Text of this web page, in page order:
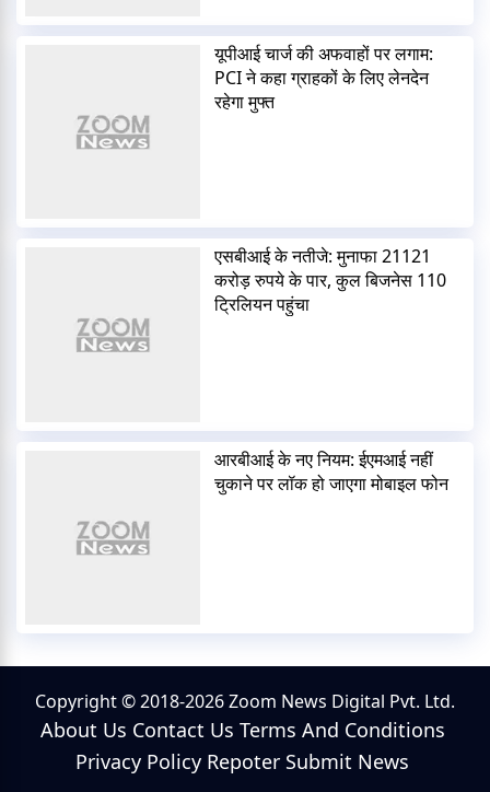
यूपीआई चार्ज की अफवाहों पर लगाम:
PCI ने कहा ग्राहकों के लिए लेनदेन
रहेगा मुफ्त
एसबीआई के नतीजे: मुनाफा 21121
करोड़ रुपये के पार, कुल बिजनेस 110
ट्रिलियन पहुंचा
आरबीआई के नए नियम: ईएमआई नहीं
चुकाने पर लॉक हो जाएगा मोबाइल फोन
Copyright © 2018-2026 Zoom News Digital Pvt. Ltd.
About Us Contact Us Terms And Conditions
Privacy Policy Repoter Submit News